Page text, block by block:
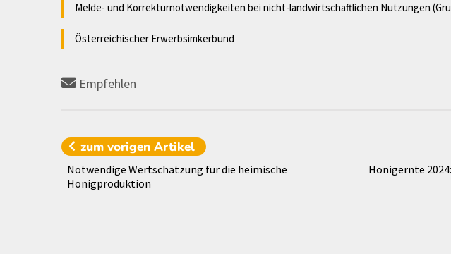
Melde- und Korrekturnotwendigkeiten bei nicht-landwirtschaftlichen Nutzungen
Österreichischer Erwerbsimkerbund
Empfehlen
zum vorigenArtikel
Notwendige Wertschätzung für die heimische
Honigproduktion
Honigernte